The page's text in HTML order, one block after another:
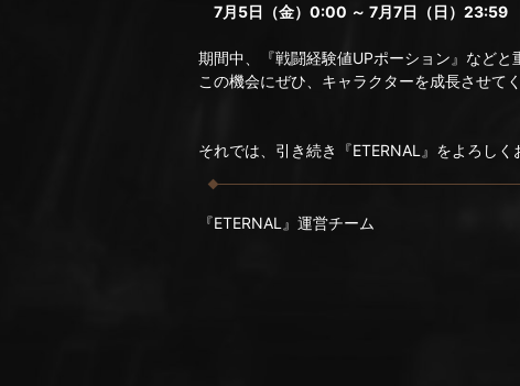
7月5日（金）0:00 ～ 7月7日（日）23:59
期間中、『戦闘経験値UPポーション』などと
この機会にぜひ、キャラクターを成長させてく
それでは、引き続き『ETERNAL』をよろしく
『ETERNAL』運営チーム